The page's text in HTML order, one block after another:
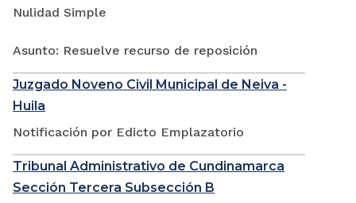
Nulidad Simple
Asunto: Resuelve recurso de reposición
Juzgado Noveno Civil Municipal de Neiva -
Huila
Notificación por Edicto Emplazatorio
Tribunal Administrativo de Cundinamarca
Sección Tercera Subsección B